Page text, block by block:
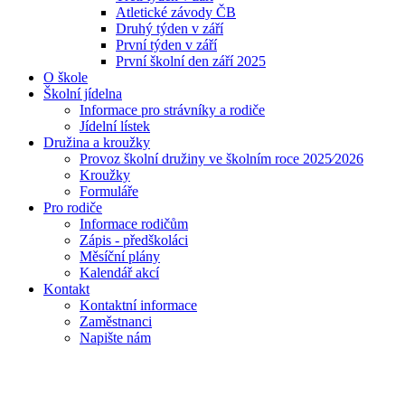
Atletické závody ČB
Druhý týden v září
První týden v září
První školní den září 2025
O škole
Školní jídelna
Informace pro strávníky a rodiče
Jídelní lístek
Družina a kroužky
Provoz školní družiny ve školním roce 2025⁄2026
Kroužky
Formuláře
Pro rodiče
Informace rodičům
Zápis - předškoláci
Měsíční plány
Kalendář akcí
Kontakt
Kontaktní informace
Zaměstnanci
Napište nám